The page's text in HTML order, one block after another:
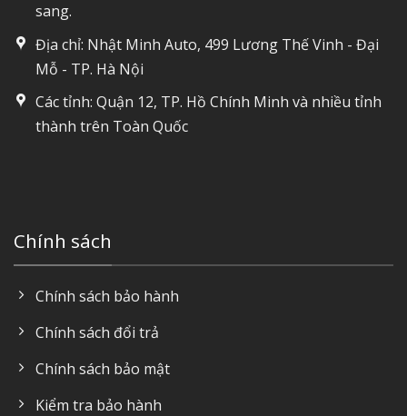
sang.
Địa chỉ: Nhật Minh Auto, 499 Lương Thế Vinh - Đại
Mỗ - TP. Hà Nội
Các tỉnh: Quận 12, TP. Hồ Chính Minh và nhiều tỉnh
thành trên Toàn Quốc
Chính sách
Chính sách bảo hành
Chính sách đổi trả
Chính sách bảo mật
Kiểm tra bảo hành